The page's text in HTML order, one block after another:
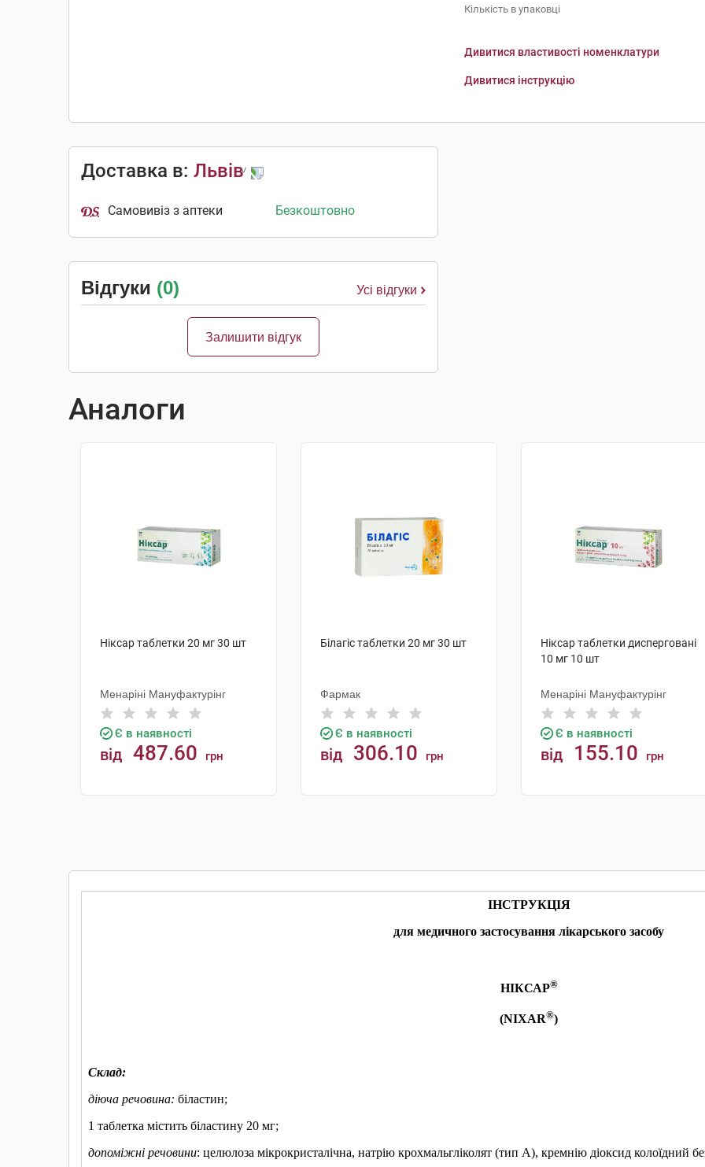
Кількість в упаковці
Дивитися властивості номенклатури
Дивитися інструкцію
Доставка в: Львів
Самовивіз з аптеки Безкоштовно
Відгуки (0) Усі відгуки
Залишити відгук
Аналоги
Ніксар таблетки 20 мг 30 шт
Менаріні Мануфактурінг
Є в наявності
від 487.60 грн
Білагіс таблетки 20 мг 30 шт
Фармак
Є в наявності
від 306.10 грн
Ніксар таблетки дисперговані
10 мг 10 шт
Менаріні Мануфактурінг
Є в наявності
від 155.10 грн